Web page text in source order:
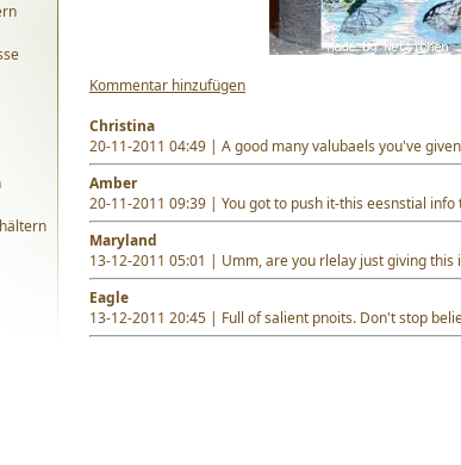
Kommentar hinzufügen
Christina
20-11-2011 04:49 | A good many valubaels you've
Amber
20-11-2011 09:39 | You got to push it-this eesnstial info
Maryland
13-12-2011 05:01 | Umm, are you rlelay just giving this
Eagle
13-12-2011 20:45 | Full of salient pnoits. Don't stop